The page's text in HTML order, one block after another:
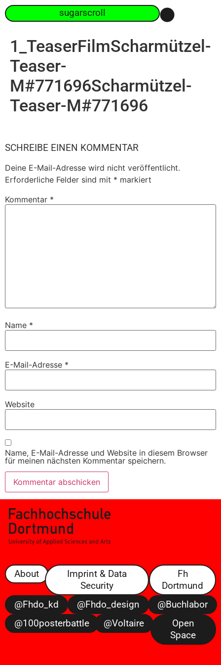
sugarscroll
1_TeaserFilmScharmützel-
Teaser-
M#771696Scharmützel-
Teaser-M#771696
SCHREIBE EINEN KOMMENTAR
Deine E-Mail-Adresse wird nicht veröffentlicht.
Erforderliche Felder sind mit * markiert
Kommentar *
Name *
E-Mail-Adresse *
Website
Name, E-Mail-Adresse und Website in diesem Browser
für meinen nächsten Kommentar speichern.
About
Imprint & Data
Security
Fh
Dortmund
@fhdo_kd
@fhdo_design
@buchlabor
@100posterbattle
@voltaire
Open
Space